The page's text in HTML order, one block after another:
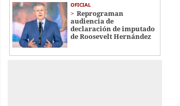
OFICIAL
Reprograman
audiencia de
declaración de imputado
de Roosevelt Hernández